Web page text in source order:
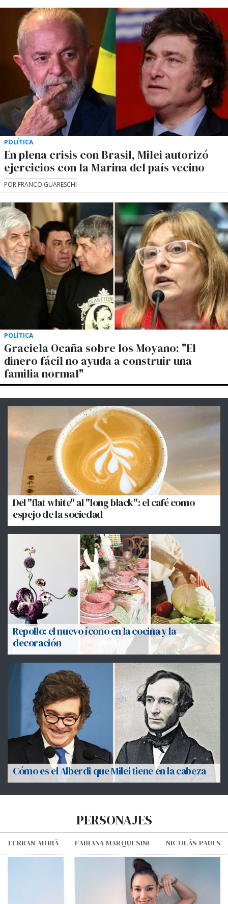
POLÍTICA
En plena crisis con Brasil, Milei autorizó
ejercicios con la Marina del país vecino
POR FRANCO GUARESCHI
POLÍTICA
Graciela Ocaña sobre los Moyano: "El
dinero fácil no ayuda a construir una
familia normal"
Repollo: el nuevo ícono en la cocina y la
decoración
Del "flat white" al "long black": el café como
espejo de la sociedad
Cómo es el Alberdi que Milei tiene en la cabeza
PERSONAJES
FERRAN ADRIÀ FABIANA MARQUESINI NICOLÁS PAULS